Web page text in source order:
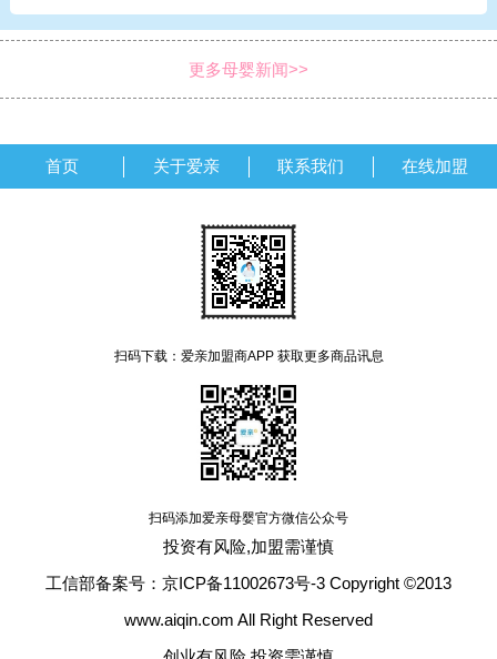
更多母婴新闻>>
首页 关于爱亲 联系我们 在线加盟
扫码下载：爱亲加盟商APP 获取更多商品讯息
扫码添加爱亲母婴官方微信公众号
投资有风险,加盟需谨慎
工信部备案号：京ICP备11002673号-3 Copyright ©2013
www.aiqin.com All Right Reserved